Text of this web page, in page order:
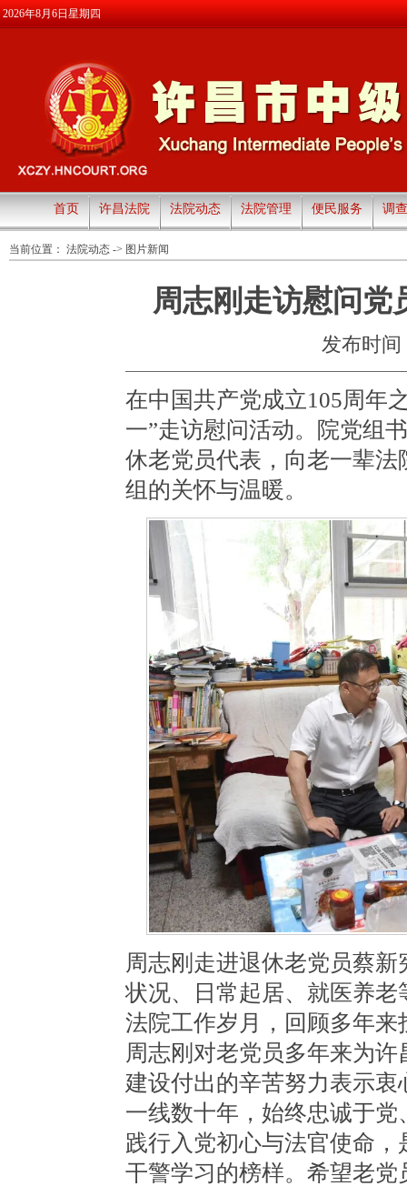
2026年8月6日星期四
首页 许昌法院 法院动态 法院管理 便民服务 调
当前位置： 法院动态 -> 图片新闻
周志刚走访慰问党
发布时间
在中国共产党成立105周年
一”走访慰问活动。
院党组
休老党员代表 ，向老一辈
组的关怀与温暖。
周志刚走进退休老党员蔡新
状况、
日常起居 、就医养
法院工作岁月，回顾多年
周志刚对老党员多年来为
建设付出的辛苦努力表示衷
一线数十年，始终忠诚于
践行入党初心与法官使命
干警学习的榜样。希望老